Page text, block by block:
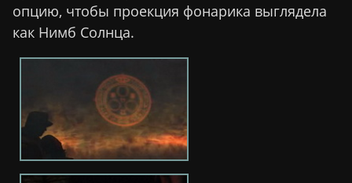
опцию, чтобы проекция фонарика выглядела
как Нимб Солнца.